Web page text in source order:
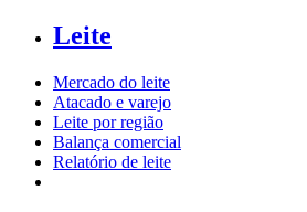
Leite
Mercado do leite
Atacado e varejo
Leite por região
Balança comercial
Relatório de leite